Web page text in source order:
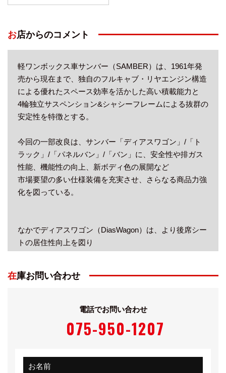
お店からのコメント
軽ワンボックス車サンバー（SAMBER）は、1961年発
売から現在まで、独自のフルキャブ・リヤエンジン構造
による優れたスペース効率を活かした高い積載能力と
4輪独立サスペンション&シャシーフレームによる抜群の
安定性を特徴とする。
今回の一部改良は、サンバー「ディアスワゴン」/「ト
ラック」/「パネルバン」/「バン」に、安全性や排ガス
性能、機能性の向上、新ボディ色の展開など
市場要望の多い仕様装備を充実させ、さらなる商品力強
化を図っている。
なかでディアスワゴン（DiasWagon）は、より後席シー
トの居住性向上を図り
荷台下後輪の後ろに搭載される660ccエンジンは直列4気
ミッションは
インパネシフト3速ATか、フロアシフト5速MT。AT車は
在庫お問い合わせ
電話でお問い合わせ
075-950-1207
お名前